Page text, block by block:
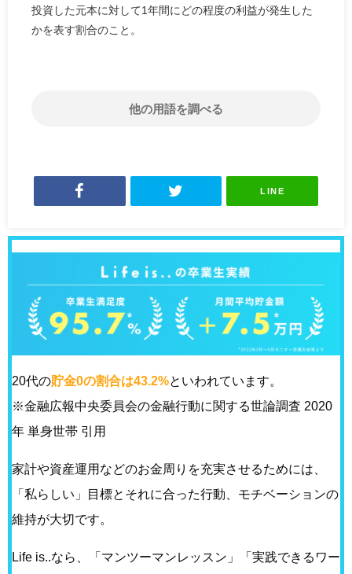
投資した元本に対して1年間にどの程度の利益が発生した
かを表す割合のこと。
他の用語を調べる
LINE
20代の貯金0の割合は43.2%といわれています。
※金融広報中央委員会の金融行動に関する世論調査 2020
年 単身世帯 引用
家計や資産運用などのお金周りを充実させるためには、
「私らしい」目標とそれに合った行動、モチベーションの
維持が大切です。
Life is..なら、「マンツーマンレッスン」「実践できるワー